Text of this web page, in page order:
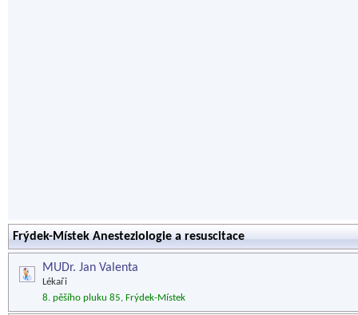
Frýdek-Místek Anesteziologie a resuscitace
MUDr. Jan Valenta
Lékaři
8. pěšího pluku 85, Frýdek-Místek